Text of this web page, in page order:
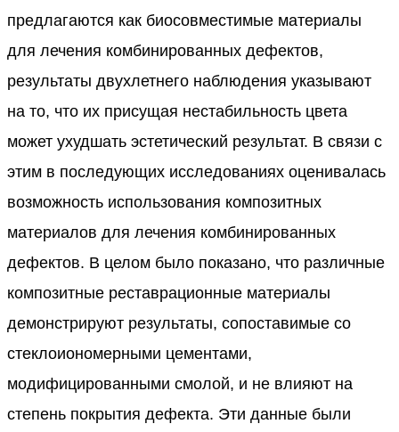
предлагаются как биосовместимые материалы
для лечения комбинированных дефектов,
результаты двухлетнего наблюдения указывают
на то, что их присущая нестабильность цвета
может ухудшать эстетический результат. В связи с
этим в последующих исследованиях оценивалась
возможность использования композитных
материалов для лечения комбинированных
дефектов. В целом было показано, что различные
композитные реставрационные материалы
демонстрируют результаты, сопоставимые со
стеклоиономерными цементами,
модифицированными смолой, и не влияют на
степень покрытия дефекта. Эти данные были